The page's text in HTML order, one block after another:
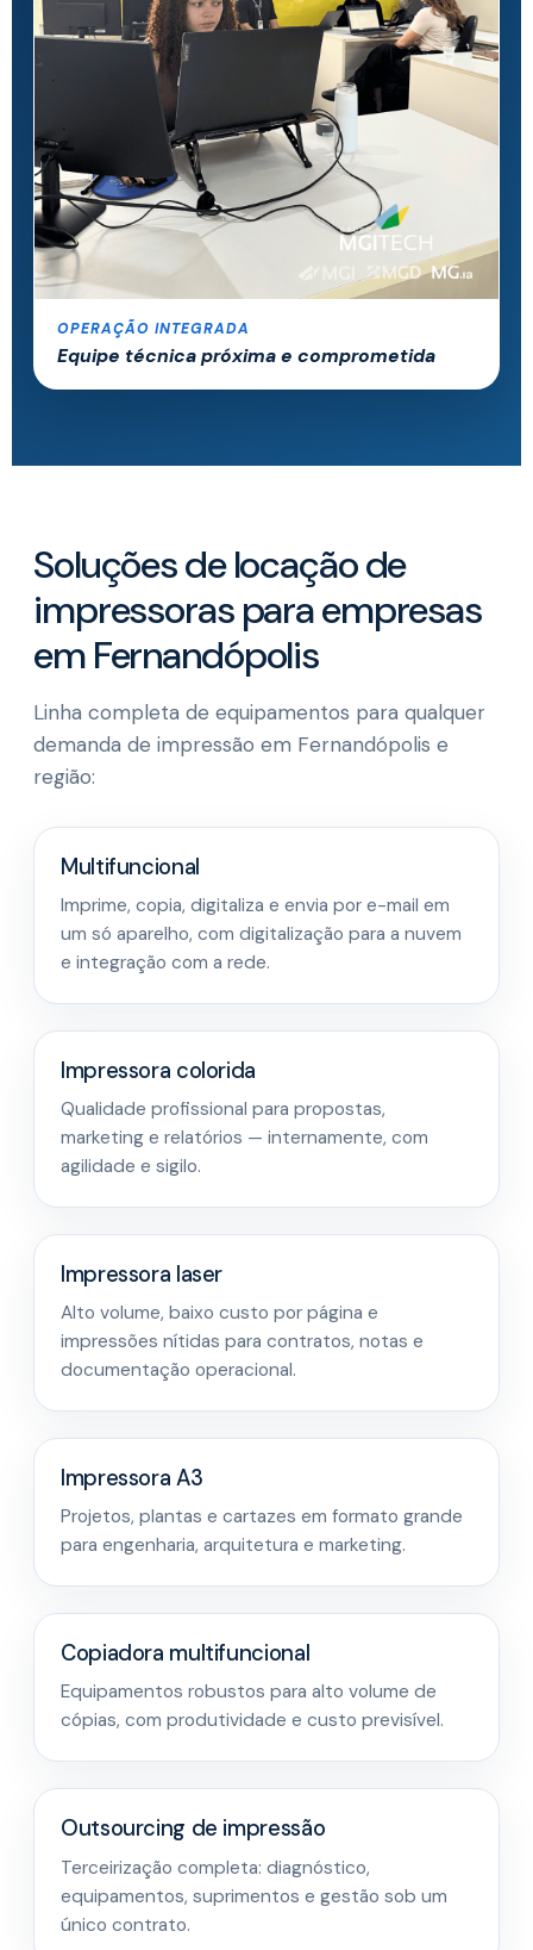
OPERAÇÃO INTEGRADA
Equipe técnica próxima e comprometida
Soluções de locação de
impressoras para empresas
em Fernandópolis
Linha completa de equipamentos para qualquer
demanda de impressão em Fernandópolis e
região:
Multifuncional
Imprime, copia, digitaliza e envia por e-mail em
um só aparelho, com digitalização para a nuvem
e integração com a rede.
Impressora colorida
Qualidade profissional para propostas,
marketing e relatórios — internamente, com
agilidade e sigilo.
Impressora laser
Alto volume, baixo custo por página e
impressões nítidas para contratos, notas e
documentação operacional.
Impressora A3
Projetos, plantas e cartazes em formato grande
para engenharia, arquitetura e marketing.
Copiadora multifuncional
Equipamentos robustos para alto volume de
cópias, com produtividade e custo previsível.
Outsourcing de impressão
Terceirização completa: diagnóstico,
equipamentos, suprimentos e gestão sob um
único contrato.